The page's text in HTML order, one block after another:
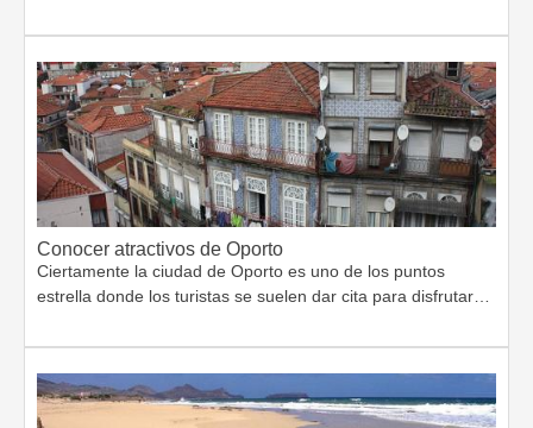
Conocer atractivos de Oporto
Ciertamente la ciudad de Oporto es uno de los puntos
estrella donde los turistas se suelen dar cita para disfrutar…